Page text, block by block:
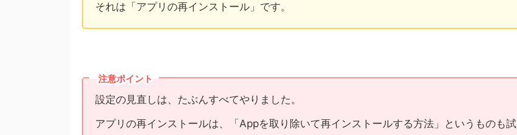
それは「アプリの再インストール」です。
注意ポイント
設定の見直しは、たぶんすべてやりました。
アプリの再インストールは、「Appを取り除いて再インストールする方法」というものも試